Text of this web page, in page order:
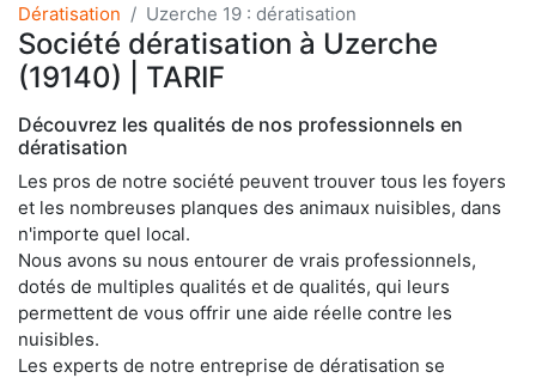
Dératisation Uzerche 19 : dératisation
Société dératisation à Uzerche
(19140) | TARIF
Découvrez les qualités de nos professionnels en
dératisation
Les pros de notre société peuvent trouver tous les foyers
et les nombreuses planques des animaux nuisibles, dans
n'importe quel local.
Nous avons su nous entourer de vrais professionnels,
dotés de multiples qualités et de qualités, qui leurs
permettent de vous offrir une aide réelle contre les
nuisibles.
Les experts de notre entreprise de dératisation se